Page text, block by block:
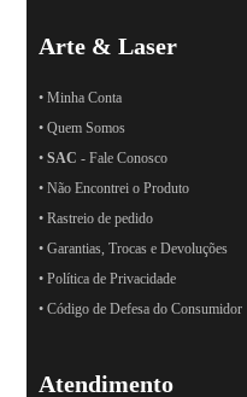
Arte & Laser
• Minha Conta
• Quem Somos
•SAC - Fale Conosco
• Não Encontrei o Produto
• Rastreio de pedido
• Garantias, Trocas e Devoluções
• Política de Privacidade
• Código de Defesa do Consumidor
Atendimento